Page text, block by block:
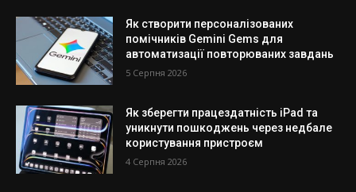
Як створити персоналізованих
помічників Gemini Gems для
автоматизації повторюваних завдань
5 Серпня 2026
Як зберегти працездатність iPad та
уникнути пошкоджень через недбале
користування пристроєм
4 Серпня 2026